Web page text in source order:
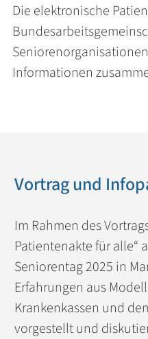
Die elektronische
Informationen
Vortrag und
Im Rahmen des
Patientenakte für alle“
Seniorentag 2025 in
Erfahrungen aus
Krankenkassen und
vorgestellt und